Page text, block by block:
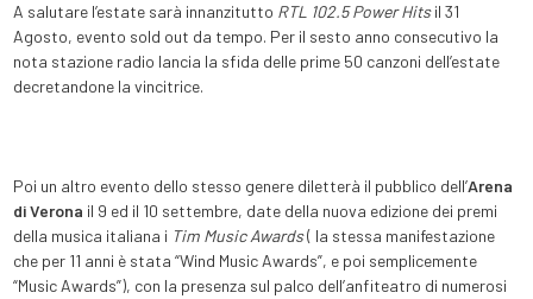
A salutare l’estate sarà innanzitutto RTL 102.5 Power Hitsil 31
Agosto, evento sold out da tempo. Per il sesto anno consecutivo la
nota stazione radio lancia la sfida delle prime 50 canzoni dell’estate
decretandone la vincitrice.
Poi un altro evento dello stesso genere diletterà il pubblico dell’Arena
di Verona il 9 ed il 10 settembre, date della nuova edizione dei premi
della musica italiana i Tim Music Awards( la stessa manifestazione
che per 11 anni è stata “Wind Music Awards”, e poi semplicemente
“Music Awards”), con la presenza sul palco dell’anfiteatro di numerosi